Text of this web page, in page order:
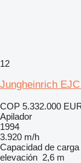
12
Jungheinrich
COP 5.332.000
Apilador
1994
3.920 m/h
Capacidad de carga
elevación 2,6 m